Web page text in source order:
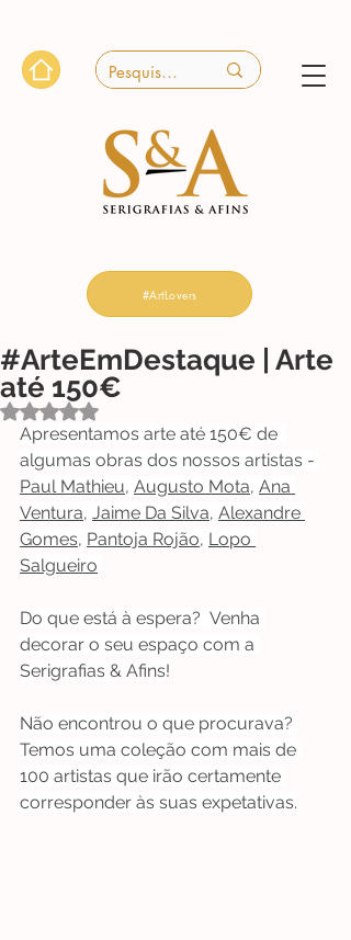
#ArtLovers
#ArteEmDestaque | Arte
até 150€
Avaliado com NaN de 5 estrelas.
Apresentamos arte até 150€ de
algumas obras dos nossos artistas -
Paul Mathieu, Augusto Mota, Ana
Ventura, Jaime Da Silva, Alexandre
Gomes, Pantoja Rojão, Lopo
Salgueiro
Do que está à espera?  Venha
decorar o seu espaço com a
Serigrafias & Afins!
Não encontrou o que procurava?
Temos uma coleção com mais de
100 artistas que irão certamente
corresponder às suas expetativas.